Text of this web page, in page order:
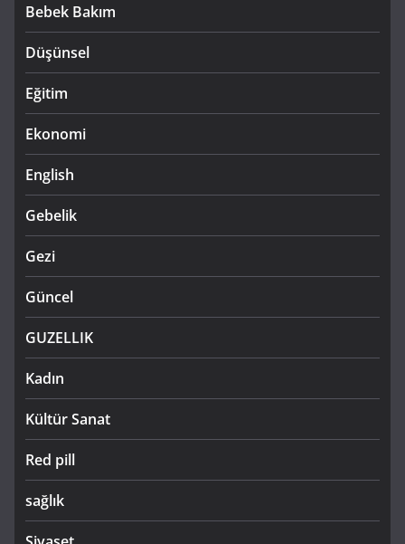
Bebek Bakım
Düşünsel
Eğitim
Ekonomi
English
Gebelik
Gezi
Güncel
GUZELLIK
Kadın
Kültür Sanat
Red pill
sağlık